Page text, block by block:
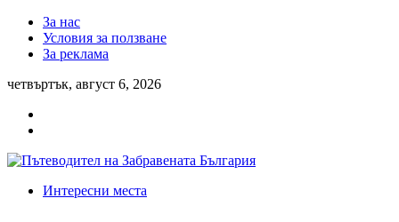
За нас
Условия за ползване
За реклама
четвъртък, август 6, 2026
Интересни места